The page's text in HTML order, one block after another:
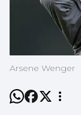
Arsene Wenger